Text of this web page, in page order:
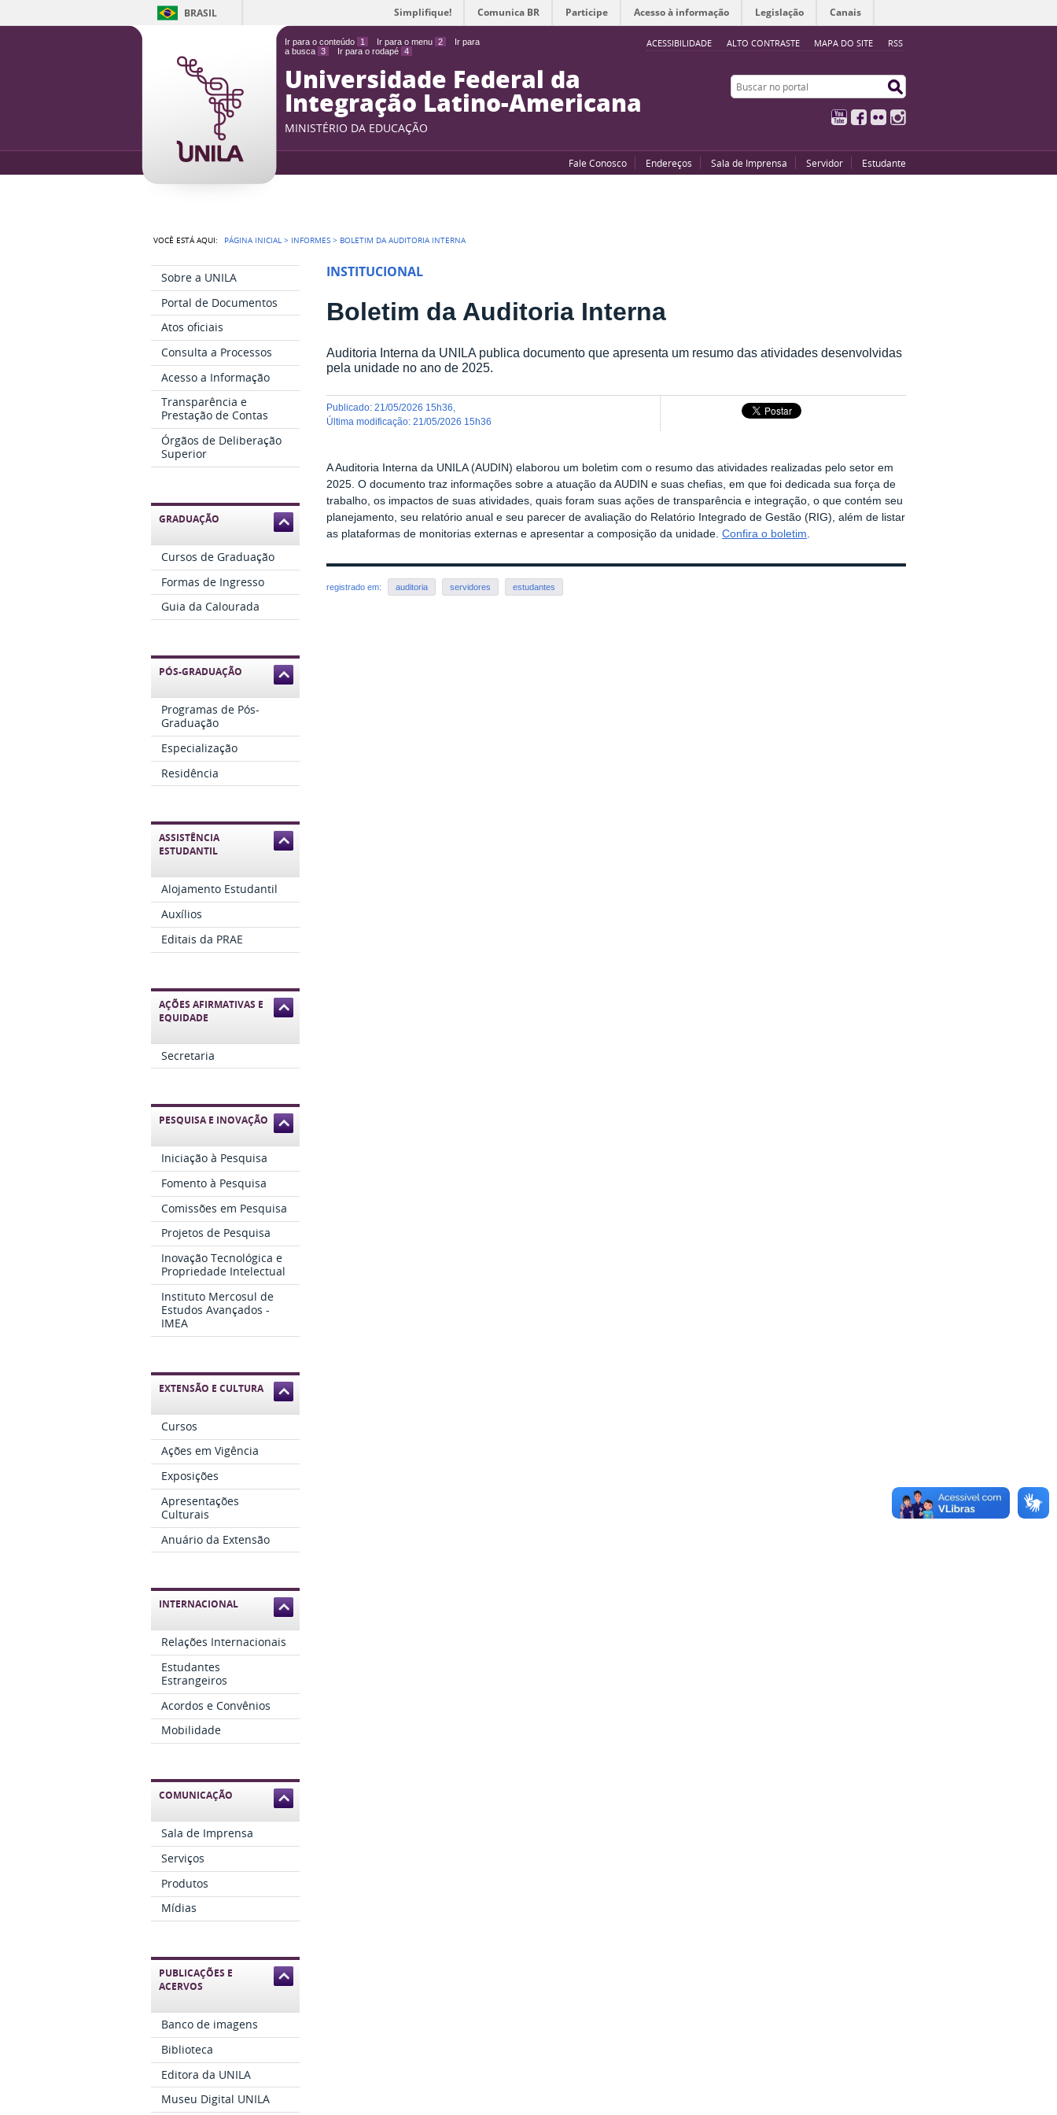
Ir para o conteúdo 1 Ir para o menu 2
Ir para
a busca 3 Ir para o rodapé 4
ACESSIBILIDADE ALTO CONTRASTE MAPA DO SITE RSS
BRASIL Simplifique! Comunica BR Participe Acesso à informação Legislação Canais
Universidade Federal da
Integração Latino-Americana
MINISTÉRIO DA EDUCAÇÃO
Buscar no portal
YouTubeFacebook
Flickr
Fale Conosco Endereços Sala de Imprensa Servidor Estudante
VOCÊ ESTÁ AQUI: PÁGINA INICIAL > INFORMES > BOLETIM DA AUDITORIA INTERNA
Sobre a UNILA
Portal de Documentos
Atos oficiais
Consulta a Processos
Acesso a Informação
Transparência e
Prestação de Contas
Órgãos de Deliberação
Superior
GRADUAÇÃO
Cursos de Graduação
Formas de Ingresso
Guia da Calourada
PÓS-GRADUAÇÃO
Programas de Pós-
Graduação
Especialização
Residência
ASSISTÊNCIA
ESTUDANTIL
Alojamento Estudantil
Auxílios
Editais da PRAE
AÇÕES AFIRMATIVAS E
EQUIDADE
Secretaria
PESQUISA E INOVAÇÃO
Iniciação à Pesquisa
Fomento à Pesquisa
Comissões em Pesquisa
Projetos de Pesquisa
Inovação Tecnológica e
Propriedade Intelectual
Instituto Mercosul de
Estudos Avançados -
IMEA
EXTENSÃO E CULTURA
Cursos
Ações em Vigência
Exposições
Apresentações
Culturais
Anuário da Extensão
INTERNACIONAL
Relações Internacionais
Estudantes
Estrangeiros
Acordos e Convênios
Mobilidade
COMUNICAÇÃO
Sala de Imprensa
Serviços
Produtos
Mídias
PUBLICAÇÕES E
ACERVOS
Banco de imagens
Biblioteca
Editora da UNILA
Museu Digital UNILA
INSTITUCIONAL
Boletim da Auditoria Interna
Auditoria Interna da UNILA publica documento que apresenta um resumo das atividades desenvolvidas
pela unidade no ano de 2025.
publicado:21/05/2026 15h36
última modificação:21/05/2026 15h36
A Auditoria Interna da UNILA (AUDIN) elaborou um boletim com o resumo das atividades realizadas pelo setor em
2025. O documento traz informações sobre a atuação da AUDIN e suas chefias, em que foi dedicada sua força de
trabalho, os impactos de suas atividades, quais foram suas ações de transparência e integração, o que contém seu
planejamento, seu relatório anual e seu parecer de avaliação do Relatório Integrado de Gestão (RIG), além de listar
as plataformas de monitorias externas e apresentar a composição da unidade.Confira o boletim
registrado em: auditoria servidores estudantes